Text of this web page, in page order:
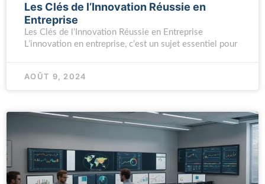
Les Clés de l’Innovation Réussie en
Entreprise
Les Clés de l’Innovation Réussie en Entreprise
L’innovation en entreprise, c’est un sujet essentiel pour
AOÛT 9, 2024